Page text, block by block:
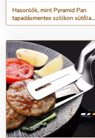
Hasonlók, mint Pyramid Pan
tapadásmentes szilikon sütőlap
a zsiradékmentes sütés...